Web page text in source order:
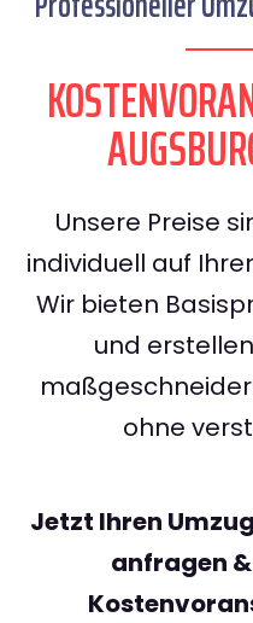
Unsere Preise
individuell auf
Wir bieten
und
ohne
Jetzt Ihren
anfragen